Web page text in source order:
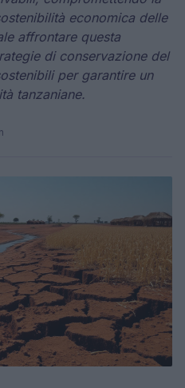
economica delle
affrontare questa
di conservazione del
per garantire un
tanzaniane.